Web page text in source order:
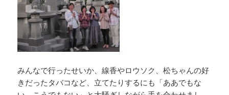
みんなで行ったせいか、線香やロウソク、松ちゃんの好
きだったタバコなど、立てたりするにも「ああでもな